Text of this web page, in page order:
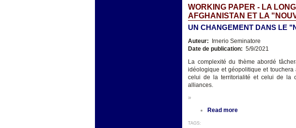
WORKING PAPER - LA
AFGHANISTAN ET LA
UN CHANGEMENT DANS LE
Auteur:
Irnerio Seminatore
Date de publication: 5/9/2021
La complexité du thème abordé
idéologique et géopolitique et
celui de la territorialité et celui de la
alliances.
»
Read more
TAGS: